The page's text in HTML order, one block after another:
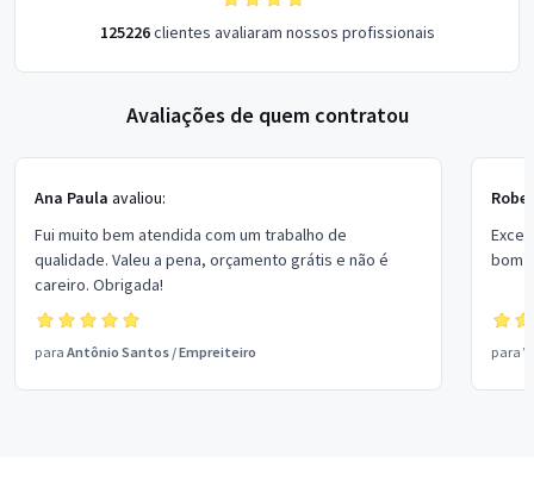
125226clientes avaliaram nossos profissionais
Avaliações de quem contratou
Ana Paula avaliou:
Fui muito bem atendida com um trabalho de
qualidade. Valeu a pena, orçamento grátis e não é
careiro. Obrigada!
para Antônio Santos /Empreiteiro
bom
para